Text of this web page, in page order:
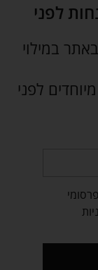
לפני
במילוי
לפני